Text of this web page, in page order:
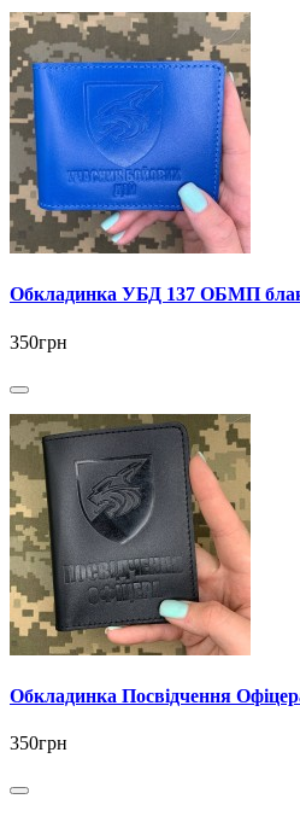
Обкладинка УБД 137 ОБМП
350грн
Обкладинка Посвідчення
350грн